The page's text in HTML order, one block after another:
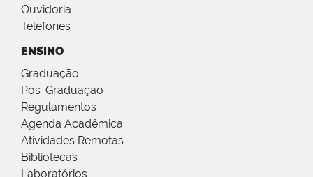
Ouvidoria
Telefones
ENSINO
Graduação
Pós-Graduação
Regulamentos
Agenda Acadêmica
Atividades Remotas
Bibliotecas
Laboratórios